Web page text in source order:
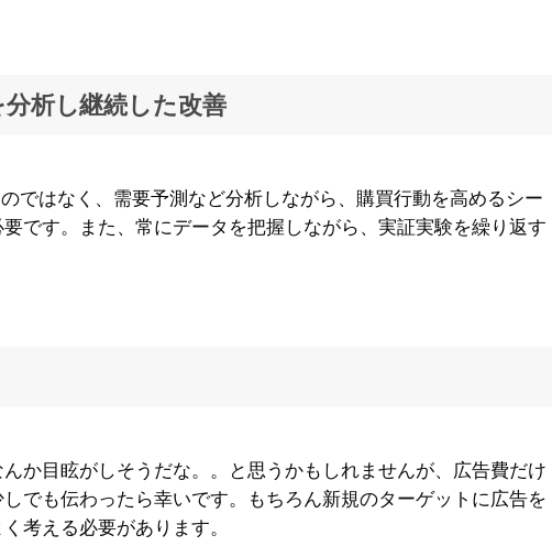
析し継続した改善
ではなく、需要予測など分析しながら、購買行動を高めるシー
です。また、常にデータを把握しながら、実証実験を繰り返す
か目眩がしそうだな。。と思うかもしれませんが、広告費だけ
でも伝わったら幸いです。もちろん新規のターゲットに広告を
考える必要があります。